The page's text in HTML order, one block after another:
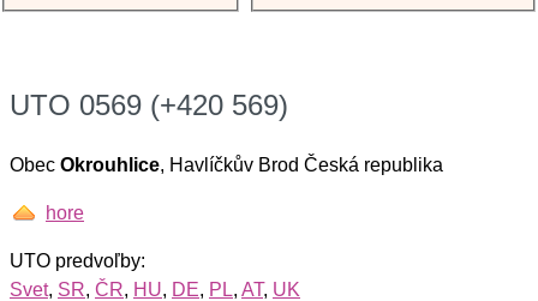
UTO 0569 (+420 569)
Obec Okrouhlice, Havlíčkův Brod Česká republika
hore
UTO predvoľby:
Svet, SR, ČR, HU, DE, PL, AT, UK